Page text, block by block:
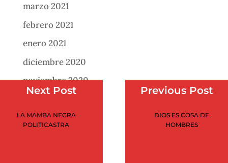
marzo 2021
febrero 2021
enero 2021
diciembre 2020
noviembre 2020
septiembre 2020
Previous Post
DIOS ES COSA DE
HOMBRES
Next Post
LA MAMBA NEGRA
POLITICASTRA